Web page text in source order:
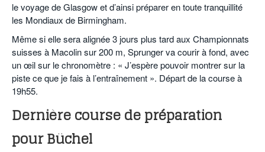
le voyage de Glasgow et d’ainsi préparer en toute tranquillité
les Mondiaux de Birmingham.
Même si elle sera alignée 3 jours plus tard aux Championnats
suisses à Macolin sur 200 m, Sprunger va courir à fond, avec
un œil sur le chronomètre : « J’espère pouvoir montrer sur la
piste ce que je fais à l’entraînement ». Départ de la course à
19h55.
Dernière course de préparation
pour Büchel